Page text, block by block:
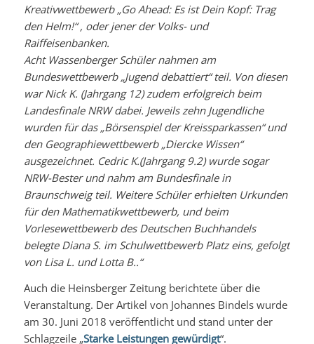
Kreativwettbewerb „Go Ahead: Es ist Dein Kopf: Trag
den Helm!“ , oder jener der Volks- und
Raiffeisenbanken.
Acht Wassenberger Schüler nahmen am
Bundeswettbewerb „Jugend debattiert“ teil. Von diesen
war Nick K. (Jahrgang 12) zudem erfolgreich beim
Landesfinale NRW dabei. Jeweils zehn Jugendliche
wurden für das „Börsenspiel der Kreissparkassen“ und
den Geographiewettbewerb „Diercke Wissen“
ausgezeichnet. Cedric K.(Jahrgang 9.2) wurde sogar
NRW-Bester und nahm am Bundesfinale in
Braunschweig teil. Weitere Schüler erhielten Urkunden
für den Mathematikwettbewerb, und beim
Vorlesewettbewerb des Deutschen Buchhandels
belegte Diana S. im Schulwettbewerb Platz eins, gefolgt
von Lisa L. und Lotta B..“
Auch die Heinsberger Zeitung berichtete über die
Veranstaltung. Der Artikel von Johannes Bindels wurde
am 30. Juni 2018 veröffentlicht und stand unter der
Schlagzeile „Starke Leistungen gewürdigt“.